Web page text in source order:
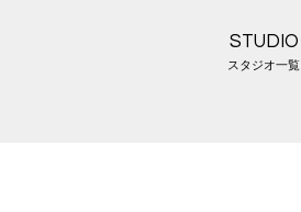
STUDIO
スタジオ一覧